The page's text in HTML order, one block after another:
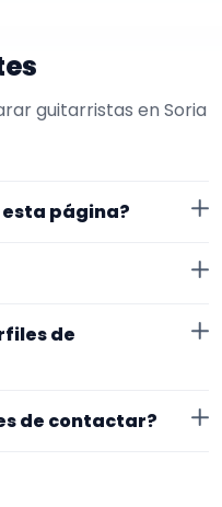
guitarristas en Soria
página?
se centra en
lugar exacto,
de
experiencia, vídeos o
Un mensaje
de contactar?